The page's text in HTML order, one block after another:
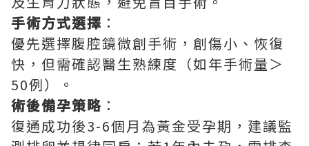
手術方式選擇 ：
優先選擇腹腔鏡微創手術，創傷小、恢復
快，但需確認醫生熟練度（如年手術量＞
50例）。
術後備孕策略 ：
復通成功後3-6個月為黃金受孕期，建議監